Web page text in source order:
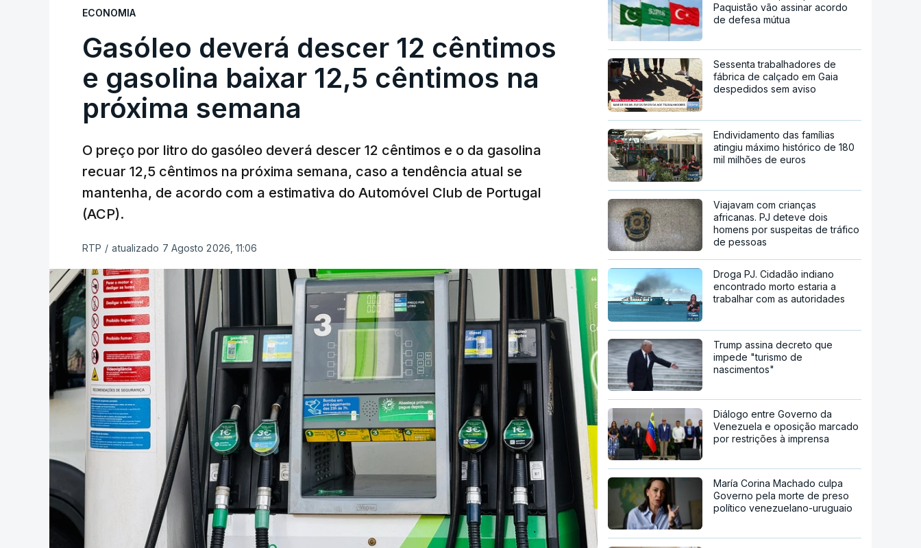
ECONOMIA
Gasóleo deverá descer 12 cêntimos
e gasolina baixar 12,5 cêntimos na
próxima semana
O preço por litro do gasóleo deverá descer 12 cêntimos e o da gasolina
recuar 12,5 cêntimos na próxima semana, caso a tendência atual se
mantenha, de acordo com a estimativa do Automóvel Club de Portugal
(ACP).
RTP / atualizado 7 Agosto 2026, 11:06
Paquistão vão assinar acordo
de defesa mútua
Sessenta trabalhadores de
fábrica de calçado em Gaia
despedidos sem aviso
Endividamento das famílias
atingiu máximo histórico de 180
mil milhões de euros
Viajavam com crianças
africanas. PJ deteve dois
homens por suspeitas de tráfico
de pessoas
Droga PJ. Cidadão indiano
encontrado morto estaria a
trabalhar com as autoridades
Trump assina decreto que
impede "turismo de
nascimentos"
Diálogo entre Governo da
Venezuela e oposição marcado
por restrições à imprensa
María Corina Machado culpa
Governo pela morte de preso
político venezuelano-uruguaio